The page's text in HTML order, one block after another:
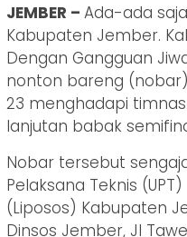
JEMBER – Ada-ada
Kabupaten Jember.
Dengan Gangguan
nonton bareng
23 menghadapi
lanjutan babak
Nobar tersebut
Pelaksana Teknis
(Liposos) Kabupaten
Dinsos Jember, Jl